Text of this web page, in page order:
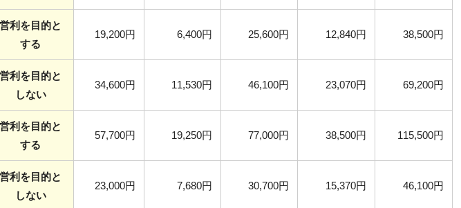
営利を目的と
する
19,200円 6,400円 25,600円 12,840円 38,500円
営利を目的と
しない
34,600円 11,530円 46,100円 23,070円 69,200円
営利を目的と
する
57,700円 19,250円 77,000円 38,500円 115,500円
営利を目的と
しない
23,000円 7,680円 30,700円 15,370円 46,100円